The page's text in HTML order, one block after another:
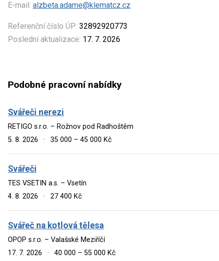
E-mail: alzbeta.adame@klematcz.cz
Referenční číslo ÚP: 32892920773
Poslední aktualizace: 17. 7. 2026
Podobné pracovní nabídky
Svářeči nerezi
RETIGO s.r.o. – Rožnov pod Radhoštěm
5. 8. 2026
· 35 000 – 45 000 Kč
Svářeči
TES VSETIN a.s. – Vsetín
4. 8. 2026
· 27 400 Kč
Svářeč na kotlová tělesa
OPOP s.r.o. – Valašské Meziříčí
17. 7. 2026
· 40 000 – 55 000 Kč